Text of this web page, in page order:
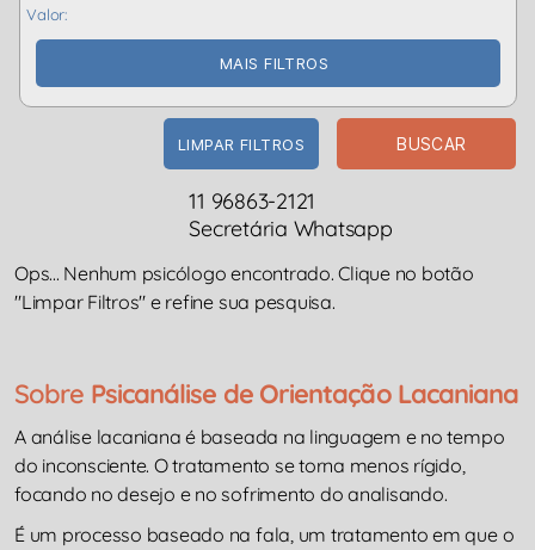
Valor:
MAIS FILTROS
LIMPAR FILTROS BUSCAR
11 96863-2121
Secretária Whatsapp
Ops... Nenhum psicólogo encontrado. Clique no botão
"Limpar Filtros" e refine sua pesquisa.
Sobre Psicanálise de Orientação Lacaniana
A análise lacaniana é baseada na linguagem e no tempo
do inconsciente. O tratamento se torna menos rígido,
focando no desejo e no sofrimento do analisando.
É um processo baseado na fala, um tratamento em que o